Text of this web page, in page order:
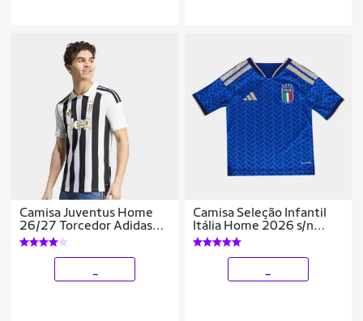
Camisa Juventus Home
26/27 Torcedor Adidas
Masculina
Camisa Seleção Infantil
Itália Home 2026 s/n
Torcedor Adidas